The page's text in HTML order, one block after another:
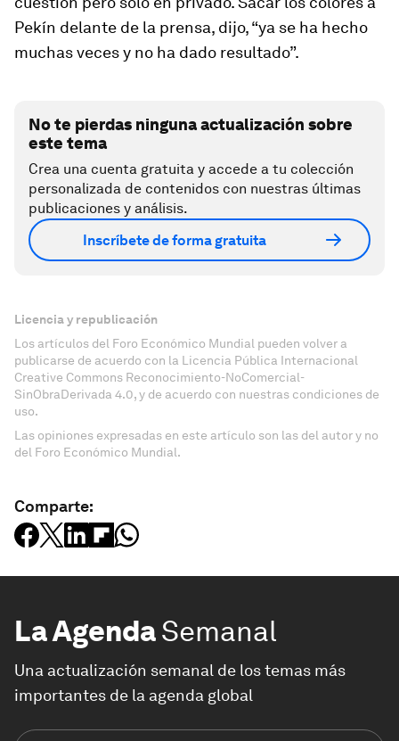
Pekín delante de la prensa, dijo, “ya se ha hecho
muchas veces y no ha dado resultado”.
No te pierdas ninguna actualización sobre
este tema
Crea una cuenta gratuita y accede a tu colección
personalizada de contenidos con nuestras últimas
publicaciones y análisis.
Inscríbete de forma gratuita
Licencia y republicación
Los artículos del Foro Económico Mundial pueden volver a
publicarse de acuerdo con la Licencia Pública Internacional
Creative Commons Reconocimiento-NoComercial-
SinObraDerivada 4.0, y de acuerdo con nuestras condiciones de
uso.
Las opiniones expresadas en este artículo son las del autor y no
del Foro Económico Mundial.
Comparte:
La AgendaSemanal
Una actualización semanal de los temas más
importantes de la agenda global